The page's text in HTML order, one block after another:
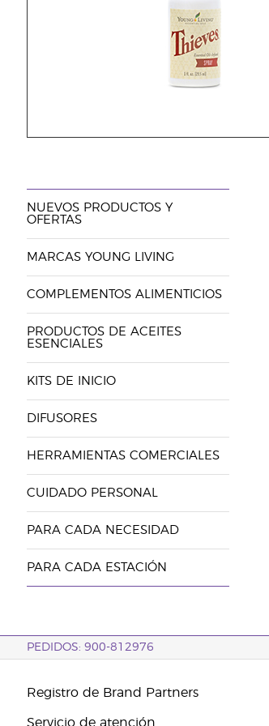
NUEVOS PRODUCTOS Y
OFERTAS
MARCAS YOUNG LIVING
COMPLEMENTOS ALIMENTICIOS
PRODUCTOS DE ACEITES
ESENCIALES
KITS DE INICIO
DIFUSORES
HERRAMIENTAS COMERCIALES
CUIDADO PERSONAL
PARA CADA NECESIDAD
PARA CADA ESTACIÓN
PEDIDOS: 900-812976
Registro de Brand Partners
Servicio de atención